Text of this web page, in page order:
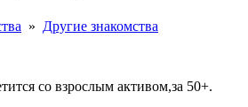
» Другие знакомства
со взрослым активом,за 50+.